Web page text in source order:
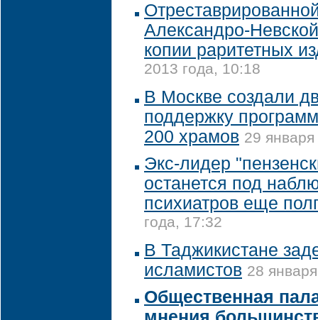
Александро-
копии раритетных
2013 года, 10:18
В Москве создали
поддержку
200 храмов 29
Экс-лидер
останется под
психиатров еще
года, 17:32
В Таджикистане
исламистов 28
Общественная